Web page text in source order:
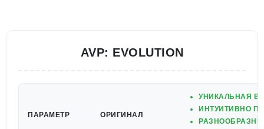
AVP: EVOLUTION
ПАРАМЕТР ОРИГИНАЛ
УНИКАЛЬНАЯ
ИНТУИТИВНО